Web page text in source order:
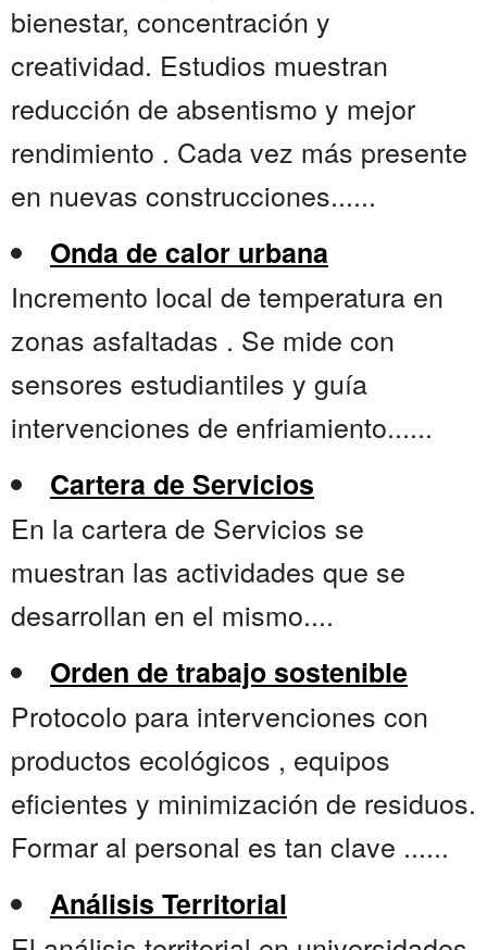
bienestar, concentración y
creatividad. Estudios muestran
reducción de absentismo y mejor
rendimiento . Cada vez más presente
en nuevas construcciones......
Onda de calor urbana
Incremento local de temperatura en
zonas asfaltadas . Se mide con
sensores estudiantiles y guía
intervenciones de enfriamiento......
Cartera de Servicios
En la cartera de Servicios se
muestran las actividades que se
desarrollan en el mismo....
Orden de trabajo sostenible
Protocolo para intervenciones con
productos ecológicos , equipos
eficientes y minimización de residuos.
Formar al personal es tan clave ......
Análisis Territorial